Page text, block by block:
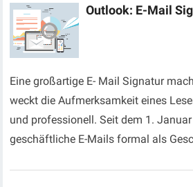
Outlook: E-Mail
Eine großartige E- Mail Signatur
weckt die Aufmerksamkeit eines
und professionell. Seit dem 1.
geschäftliche E-Mails formal als